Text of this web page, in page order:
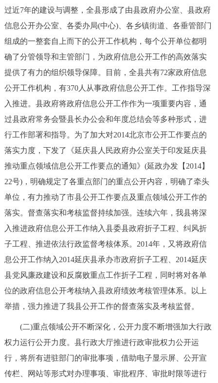
绿色北京 图说北京 视频北京
多语种
DEUTSCH FRANÇAIS РУССКИЙ ЯЗЫК
ESPAÑOL العربية PORTUGUÊS
ITALIANO
回到顶部
过近7年的建设与调整，全县形成了由县政府办公室、县政府
信息公开办公室、各委办局(中心)、各乡镇街道、各垂管部门
组成的一整套自上而下的公开工作机构，每个公开单位都明
确了分管领导和主管部门，为政府信息公开工作的高效落实
提供了有力的组织领导保障。目前，全县共有72家政府信息
公开工作机构，有370人从事政府信息公开工作。工作指导深
入推进。县政府将政府信息公开工作作为一项重要内容，通
过县政府常务会暨县长办公会和年度总结会等多种形式，进
行工作部署和指导。为了加大对2014北京市公开工作要点的
落实力度，下发了《延庆县人民政府办公室关于印发延庆县
推动重点领域信息公开工作要点的通知》(延政办发【2014】
22号)，明确规定了各重点部门的重点公开内容，明确了牵头
单位，有力推动了市县公开工作要点及重点领域公开工作的
落实。督查落实和考核监督持续加强。连续六年，我县将深
入推进政府信息公开工作纳入县委县政府折子工程、纠风折
子工程、推进依法行政监督考核体系。2014年，又将政府信
息公开工作纳入2014延庆县承办市政府折子工程、2014延庆
县党风廉政建设和反腐败重点工作折子工程，同时将对各单
位的政府信息公开考核纳入县政府绩效考核管理体系。以上
举措，强力推进了我县公开工作的督查落实及考核监督。
(二)重点领域公开不断深化，公开力度不断增强加大行政
权力运行公开力度。县行政大厅推进行政审批权力公开运
行，将所有进驻部门的审批事项，借助电子显示屏、公开宣
传栏、网站等形式对办理事项、审批程序、审批时限等进行